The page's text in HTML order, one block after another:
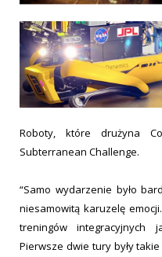
Roboty, które drużyna
Subterranean Challenge.
“Samo wydarzenie było
niesamowitą karuzelę
treningów integracyjnych
Pierwsze dwie tury były